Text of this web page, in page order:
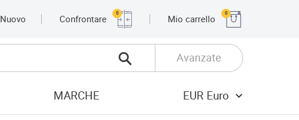
Nuovo Confrontare
0
Mio carrello
0
Avanzate
MARCHE EUR Euro